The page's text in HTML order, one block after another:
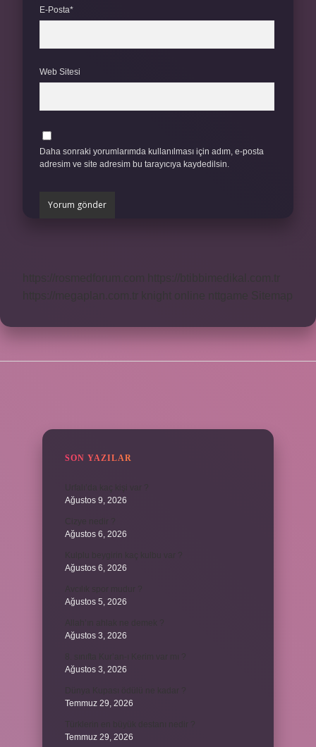
E-Posta*
Web Sitesi
Daha sonraki yorumlarımda kullanılması için adım, e-posta
adresim ve site adresim bu tarayıcıya kaydedilsin.
SON YAZILAR
Ağustos 9, 2026
Ağustos 6, 2026
Ağustos 6, 2026
Ağustos 5, 2026
Ağustos 3, 2026
Ağustos 3, 2026
Temmuz 29, 2026
Temmuz 29, 2026